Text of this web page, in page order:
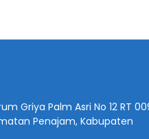
Griya Palm Asri No 12 RT
Penajam, Kabupaten